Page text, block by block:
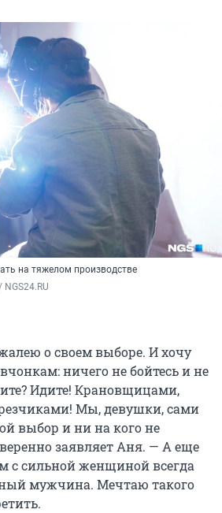
на тяжелом производстве
о своем выборе. И хочу
ничего не бойтесь и не
Идите! Крановщицами,
Мы, девушки, сами
выбор и ни на кого не
заявляет Аня. — А еще
с сильной женщиной всегда
мужчина. Мечтаю такого